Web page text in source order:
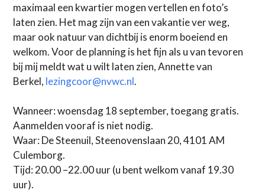
maximaal een kwartier mogen vertellen en foto’s
laten zien. Het mag zijn van een vakantie ver weg,
maar ook natuur van dichtbij is enorm boeiend en
welkom. Voor de planning is het fijn als u van tevoren
bij mij meldt wat u wilt laten zien, Annette van
Berkel, lezingcoor@nvwc.nl.
Wanneer: woensdag 18 september, toegang gratis.
Aanmelden vooraf is niet nodig.
Waar: De Steenuil, Steenovenslaan 20, 4101 AM
Culemborg.
Tijd: 20.00 –22.00 uur (u bent welkom vanaf 19.30
uur).